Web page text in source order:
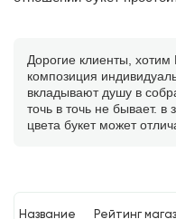
Дорогие клиенты,
композиция
вкладывают душу в
точь в точь не бывает. в
цвета букет может
Название Рейтинг